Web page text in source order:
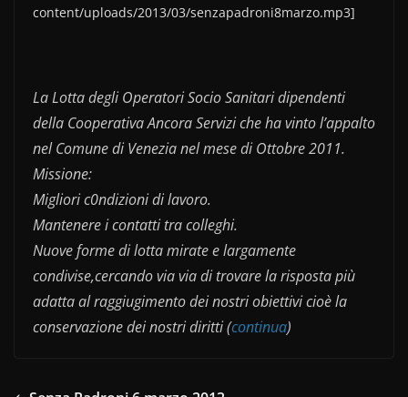
content/uploads/2013/03/senzapadroni8marzo.mp3]
La Lotta degli Operatori Socio Sanitari dipendenti
della Cooperativa Ancora Servizi che ha vinto l’appalto
nel Comune di Venezia nel mese di Ottobre 2011.
Missione:
Migliori c0ndizioni di lavoro.
Mantenere i contatti tra colleghi.
Nuove forme di lotta mirate e largamente
condivise,cercando via via di trovare la risposta più
adatta al raggiugimento dei nostri obiettivi cioè la
conservazione dei nostri diritti (continua)